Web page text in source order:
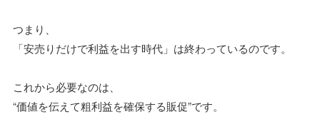
つまり、
「安売りだけで利益を出す時代」は終わっているのです。
これから必要なのは、
“価値を伝えて粗利益を確保する販促”です。